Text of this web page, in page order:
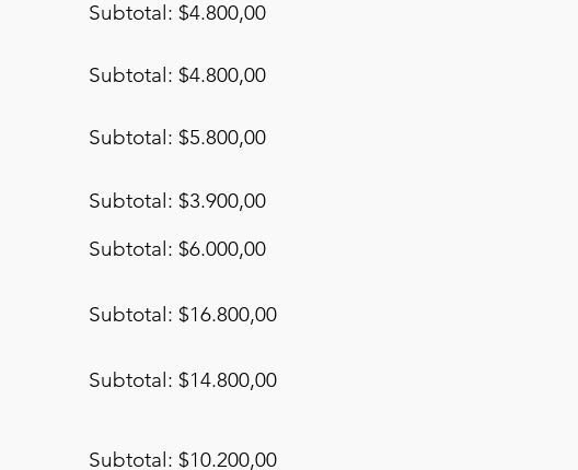
Subtotal: $4.800,00
Subtotal: $4.800,00
Subtotal: $5.800,00
Subtotal: $3.900,00
Subtotal: $6.000,00
Subtotal: $16.800,00
Subtotal: $14.800,00
Subtotal: $10.200,00